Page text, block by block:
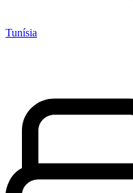
Tunísia